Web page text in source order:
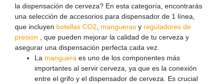
la dispensación de cerveza? En esta categoría, encontrarás
una selección de accesorios para dispensador de 1 línea,
que incluyen botellas CO2 mangueras y reguladores de
presión
, que pueden mejorar la calidad de tu cerveza y
asegurar una dispensación perfecta cada vez.
La manguera es uno de los componentes más
importantes al servir cerveza, ya que es la conexión
entre el grifo y el dispensador de cerveza. Es crucial